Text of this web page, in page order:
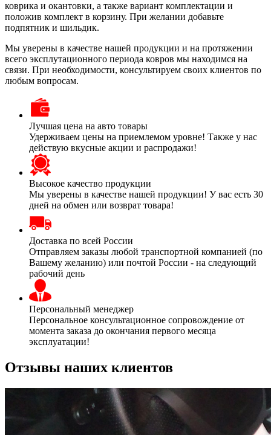
коврика и окантовки, а также вариант комплектации и
положив комплект в корзину. При желании добавьте
подпятник и шильдик.
Мы уверены в качестве нашей продукции и на протяжении
всего эксплутационного периода ковров мы находимся на
связи. При необходимости, консультируем своих клиентов по
любым вопросам.
Лучшая цена на авто товары
Удерживаем цены на приемлемом уровне! Также у нас
действую вкусные акции и распродажи!
Высокое качество продукции
Мы уверены в качестве нашей продукции! У вас есть 30
дней на обмен или возврат товара!
Доставка по всей России
Отправляем заказы любой транспортной компанией (по
Вашему желанию) или почтой России - на следующий
рабочий день
Персональный менеджер
Персональное консультационное сопровождение от
момента заказа до окончания первого месяца
эксплуатации!
Отзывы наших клиентов